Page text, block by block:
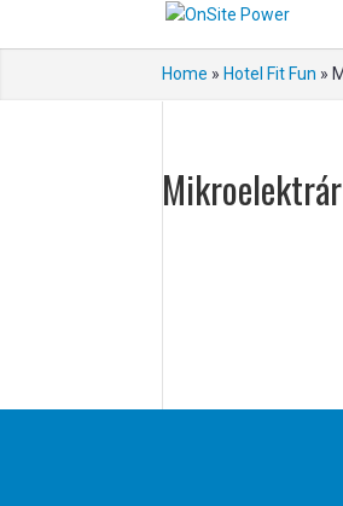
Home » Hotel Fit Fun »